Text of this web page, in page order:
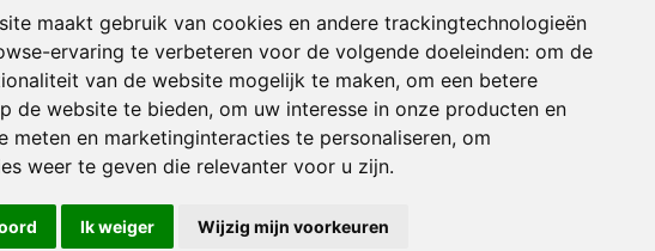
maakt gebruik van cookies en andere trackingtechnologieën
ervaring te verbeteren voor de volgende doeleinden: om de
van de website mogelijk te maken, om een betere
de website te bieden, om uw interesse in onze producten en
meten en marketinginteracties te personaliseren, om
weer te geven die relevanter voor u zijn.
Ik weiger Wijzig mijn voorkeuren